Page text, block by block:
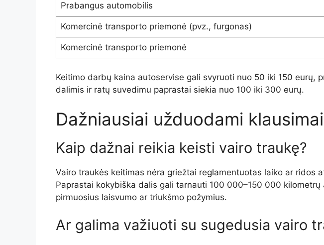
Prabangus automobilis
Komercinė transporto priemonė (pvz., furgonas)
Komercinė transporto priemonė
Keitimo darbų kaina autoservise gali svyruoti nuo 50 iki 150
dalimis ir ratų suvedimu paprastai siekia nuo 100 iki 300 eurų.
Dažniausiai užduodami klausimai
Kaip dažnai reikia keisti vairo traukę?
Vairo traukės keitimas nėra griežtai reglamentuotas laiko ar ridos
Paprastai kokybiška dalis gali tarnauti 100 000–150 000
pirmuosius laisvumo ar triukšmo požymius.
Ar galima važiuoti su sugedusia vairo